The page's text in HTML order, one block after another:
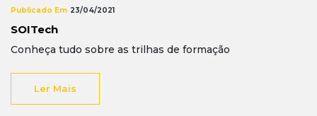
Publicado Em 23/04/2021
SOITech
Conheça tudo sobre as trilhas de formação
Ler Mais